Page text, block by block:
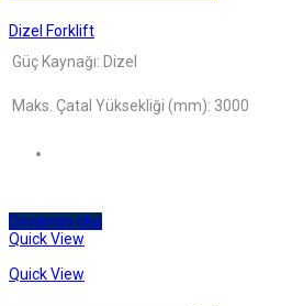
Dizel Forklift
Güç Kaynağı: Dizel
Maks. Çatal Yüksekliği (mm): 3000
Devamını oku
Quick View
Quick View